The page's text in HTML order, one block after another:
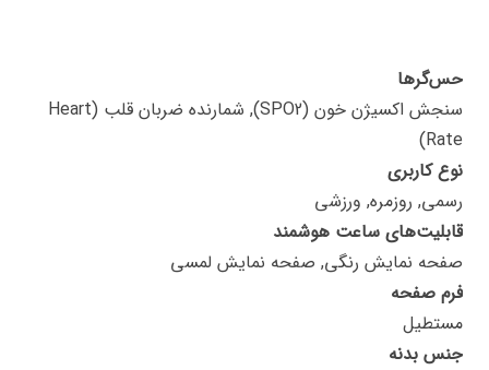
حس‌گرها
سنجش اکسیژن خون (SPO2), شمارنده ضربان قلب (Heart
Rate)
نوع کاربری
رسمی, روزمره, ورزشی
قابلیت‌های ساعت هوشمند
صفحه نمایش رنگی, صفحه نمایش لمسی
فرم صفحه
مستطیل
جنس بدنه